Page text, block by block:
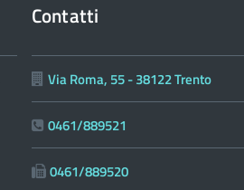
Contatti
Via Roma, 55 - 38122 Trento
0461/889521
0461/889520